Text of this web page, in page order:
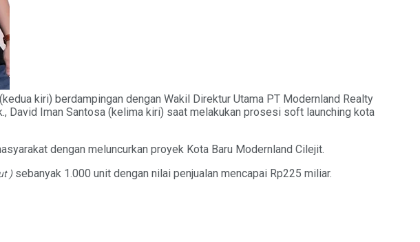
kiri) berdampingan dengan Wakil Direktur Utama PT Modernland Realty
David Iman Santosa (kelima kiri) saat melakukan prosesi soft launching kota
dengan meluncurkan proyek Kota Baru Modernland Cilejit.
)sebanyak 1.000 unit dengan nilai penjualan mencapai Rp225 miliar.